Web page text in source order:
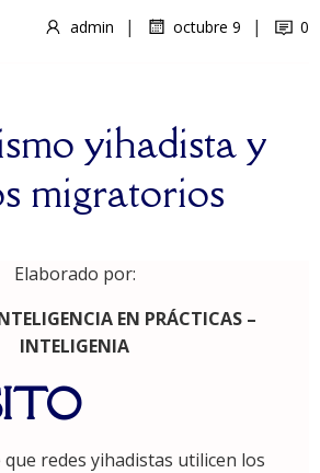
admin | octubre 9 | 0
yihadista y
migratorios
Elaborado por:
EN PRÁCTICAS –
INTELIGENIA
redes yihadistas utilicen los